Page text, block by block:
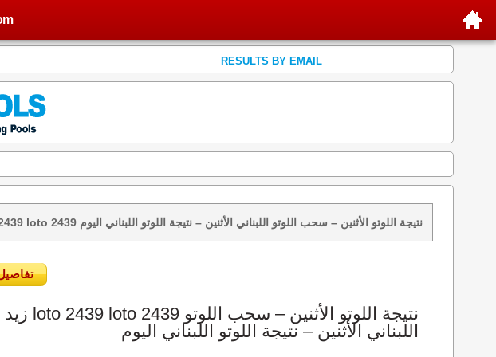
RESULTS BY EMAIL
نتائج سحب اللوتو 2439 الأثنين 2026-08-10 – سحب zeed زيد loto 2439 loto 2439 نتيجة اللوتو الأثنين – سحب اللوتو اللبناني الأثنين – نتيجة اللوتو اللبناني اليوم
تفاصيل سحب اللوتو رقم ٢٤٣٩
اللبناني الأثنين – نتيجة اللوتو اللبناني اليوم